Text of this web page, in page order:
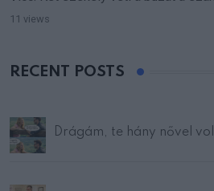
11 views
RECENT POSTS
Drágám, te hány nővel